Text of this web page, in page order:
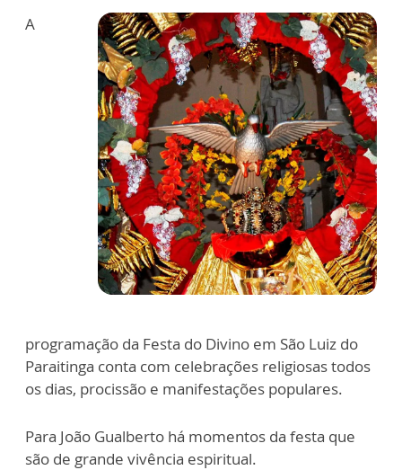
A
programação da Festa do Divino em São Luiz do
Paraitinga conta com celebrações religiosas todos
os dias, procissão e manifestações populares.
Para João Gualberto há momentos da festa que
são de grande vivência espiritual.